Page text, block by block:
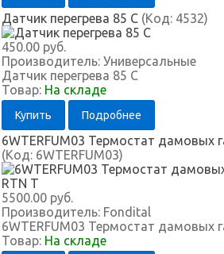
Датчик перегрева 85 С (Код: 4532)
450.00 руб.
Производитель: Универсальные
Датчик перегрева 85 С
Товар: На складе
Купить Подробнее
6WTERFUM03 Термостат дамовых
(Код: 6WTERFUM03)
5500.00 руб.
Производитель: Fondital
6WTERFUM03 Термостат дамовых
Товар: На складе